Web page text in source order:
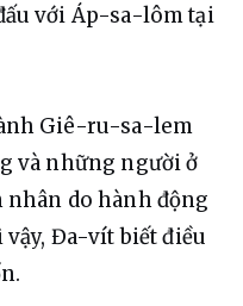
với Áp-sa-lôm tại
Giê-ru-sa-lem
và những người ở
do hành động
Đa-vít biết điều